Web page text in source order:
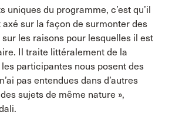
uniques du programme, c’est qu’il
sur la façon de surmonter des
les raisons pour lesquelles il est
Il traite littéralement de la
participantes nous posent des
pas entendues dans d’autres
sujets de même nature »,